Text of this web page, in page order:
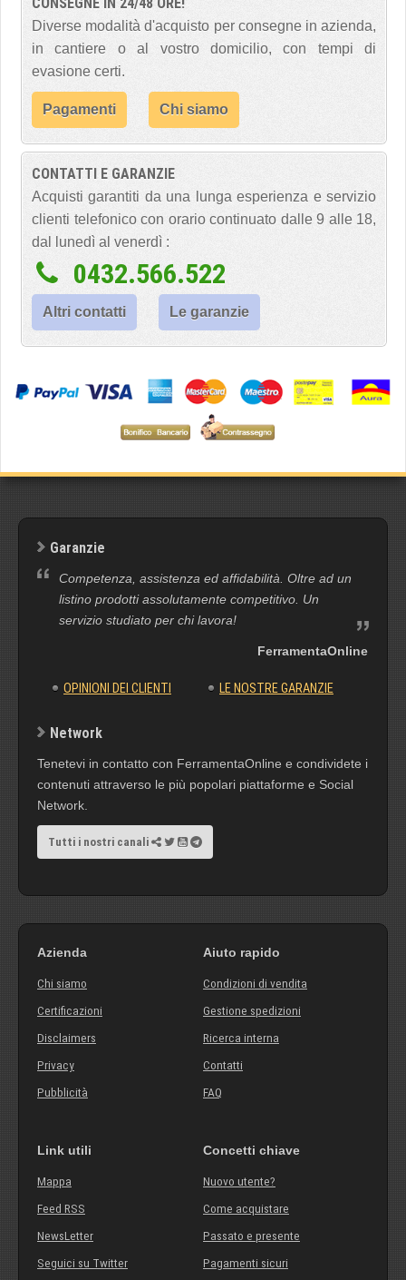
Diverse modalità d'acquisto per consegne in azienda,
in cantiere o al vostro domicilio, con tempi di
evasione certi.
Pagamenti Chi siamo
CONTATTI E GARANZIE
Acquisti garantiti da una lunga esperienza e servizio
clienti telefonico con orario continuato dalle 9 alle 18,
dal lunedì al venerdì :
0432.566.522
Altri contatti Le garanzie
Garanzie
Competenza, assistenza ed affidabilità. Oltre ad un
listino prodotti assolutamente competitivo. Un
servizio studiato per chi lavora!
FerramentaOnline
OPINIONI DEI CLIENTI LE NOSTRE GARANZIE
Network
Tenetevi in contatto con FerramentaOnline e condividete i
contenuti attraverso le più popolari piattaforme e Social
Network.
Tutti i nostri canali
Azienda
Chi siamo
Certificazioni
Disclaimers
Privacy
Pubblicità
Aiuto rapido
Condizioni di vendita
Gestione spedizioni
Ricerca interna
Contatti
FAQ
Link utili
Mappa
Feed RSS
NewsLetter
Seguici su Twitter
Concetti chiave
Nuovo utente?
Come acquistare
Passato e presente
Pagamenti sicuri